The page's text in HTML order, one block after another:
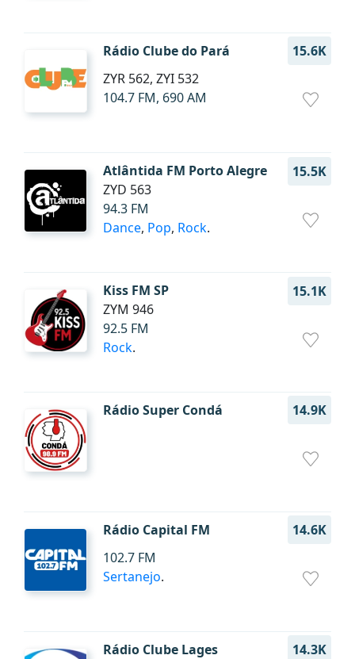
Rádio Clube do Pará
15.6K
ZYR 562, ZYI 532
104.7 FM, 690 AM
Atlântida FM Porto Alegre
15.5K
ZYD 563
94.3 FM
Dance, Pop, Rock.
Kiss FM SP
15.1K
ZYM 946
92.5 FM
Rock.
Rádio Super Condá 14.9K
Rádio Capital FM
14.6K
102.7 FM
Sertanejo.
Rádio Clube Lages
14.3K